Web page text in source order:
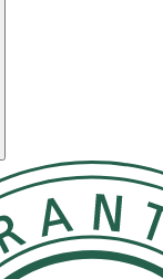
knäskålssenan
Schlatterknä,
integrerad
(29–42 cm)